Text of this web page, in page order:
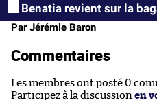
Benatia revient sur la
Par Jérémie Baron
Commentaires
Les membres ont posté 0
Participez à la discussion en